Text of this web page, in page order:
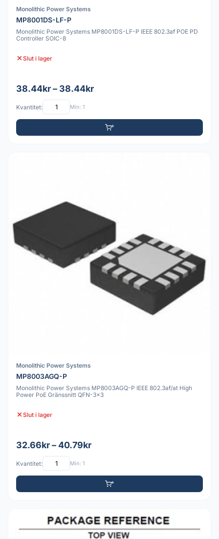
Monolithic Power Systems
MP8001DS-LF-P
Monolithic Power Systems MP8001DS-LF-P IEEE 802.3af POE PD
Controller SOIC-8
Slut i lager
38.44kr – 38.44kr
Kvantitet: Min: 1
Monolithic Power Systems
MP8003AGQ-P
Monolithic Power Systems MP8003AGQ-P IEEE 802.3af/at High
Power PoE Gränssnitt QFN-3x3
Slut i lager
32.66kr – 40.79kr
Kvantitet: Min: 1